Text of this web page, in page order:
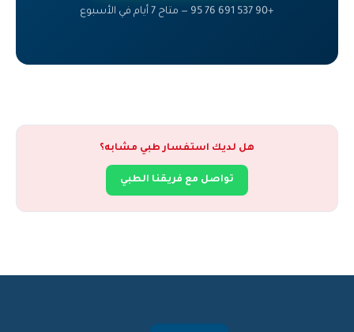
+90 537 691 76 95 — متاح 7 أيام في الأسبوع
هل لديك استفسار طبي مشابه؟
تواصل مع فريقنا الطبي